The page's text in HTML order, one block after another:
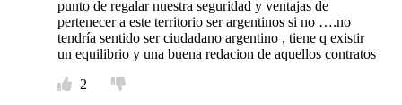
punto de regalar nuestra seguridad y ventajas de
pertenecer a este territorio ser argentinos si no ….no
tendría sentido ser ciudadano argentino , tiene q existir
un equilibrio y una buena redacion de aquellos contratos
2